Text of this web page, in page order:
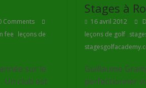
Comments
fee, leçons de
sur le
. Un club est
Stages à
16 avril 2012
leçons de golf,
Guillaume
perfectionner